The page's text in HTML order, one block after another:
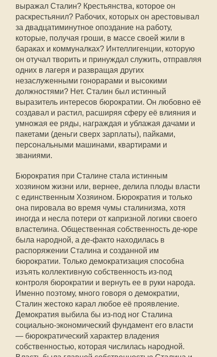
выражал Сталин? Крестьянства, которое он
раскрестьянил? Рабочих, которых он арестовывал
за двадцатиминутное опоздание на работу,
которые, получая гроши, в массе своей жили в
бараках и коммуналках? Интеллигенции, которую
он отучал творить и принуждал служить, отправляя
одних в лагеря и развращая других
незаслуженными гонорарами и высокими
должностями? Нет. Сталин был истинный
выразитель интересов бюрократии. Он любовно её
создавал и растил, расширяя сферу её влияния и
умножая ее ряды, награждая и ублажая дачами и
пакетами (деньги сверх зарплаты), пайками,
персональными машинами, квартирами и
званиями.
Бюрократия при Сталине стала истинным
хозяином жизни или, вернее, делила плоды власти
с единственным Хозяином. Бюрократия и только
она пировала во время чумы сталинизма, хотя
иногда и несла потери от капризной логики своего
властелина. Общественная собственность де-юре
была народной, а де-факто находилась в
распоряжении Сталина и созданной им
бюрократии. Только демократизация способна
изъять коллективную собственность из-под
контроля бюрократии и вернуть ее в руки народа.
Именно поэтому, много говоря о демократии,
Сталин жестоко карал любое её проявление.
Демократия выбила бы из-под ног Сталина
социально-экономический фундамент его власти
— бюрократический характер владения
собственностью, которая числилась народной.